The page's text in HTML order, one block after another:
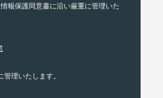
報保護同意書に沿い厳重に管理いた
理いたします。